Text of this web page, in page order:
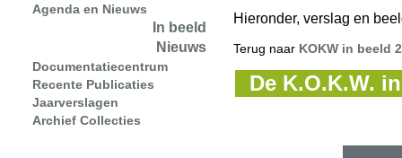
Agenda en Nieuws
In beeld
Nieuws
Documentatiecentrum
Recente Publicaties
Jaarverslagen
Archief Collecties
Hieronder, verslag en
Terug naar KOKW in beeld
De K.O.K.W.